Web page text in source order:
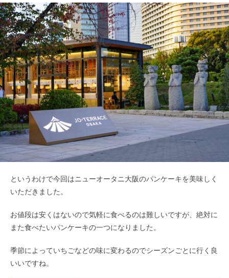
というわけで今回はニューオータニ大阪のパンケーキを美味しく
いただきました。
お値段は安くはないので気軽に食べるのは難しいですが、絶対に
また食べたいパンケーキの一つになりました。
季節によっていちごなどの味に変わるのでシーズンごとに行く良
いいですね。